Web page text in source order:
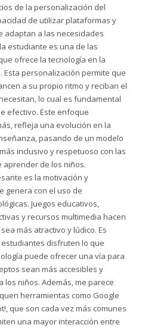
de la personalización del
de utilizar plataformas y
adaptan a las necesidades
estudiante es una de las
ofrece la tecnología en la
Esta personalización permite que
a su propio ritmo y reciban el
lo cual es fundamental
efectivo. Este enfoque
refleja una evolución en la
pasando de un modelo
inclusivo y respetuoso con las
aprender de los niños.
es la motivación y
genera con el uso de
Juegos educativos,
y recursos multimedia hacen
más atractivo y lúdico. Es
disfruten lo que
puede ofrecer una vía para
sean más accesibles y
los niños. Además, me parece
herramientas como Google
que son cada vez más comunes
una mayor interacción entre